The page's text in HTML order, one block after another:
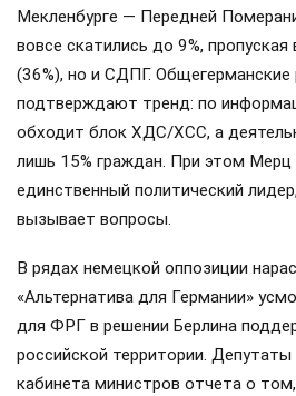
Мекленбурге — Передней
вовсе скатились до 9%,
(36%), но и СДПГ. Общегерманские
подтверждают тренд: по
обходит блок ХДС/ХСС, а
лишь 15% граждан. При этом
единственный политический
вызывает вопросы.
В рядах немецкой оппозиции
«Альтернатива для Германии»
для ФРГ в решении Берлина
российской территории.
кабинета министров отчета о